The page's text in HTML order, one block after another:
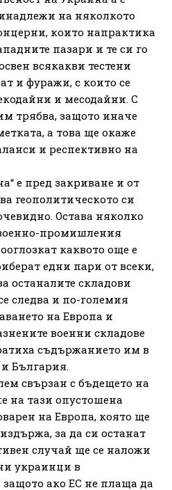
на няколкото
които напрактика
пазари и те си го
всякакви тестени
и фуражи, с които се
и месодайни. С
трябва, защото иначе
а това ще окаже
и респективно на
е пред закриване и от
геополитическото си
Остава няколко
промишления
каквото още е
едни пари от всеки,
останалите складови
следва и по-големия
на Европа и
военни складове
съдържанието им в
България.
свързан с бъдещето на
на тази опустошена
на Европа, която ще
за да си останат
случай ще се наложи
украинци в
защото ако ЕС не плаща да